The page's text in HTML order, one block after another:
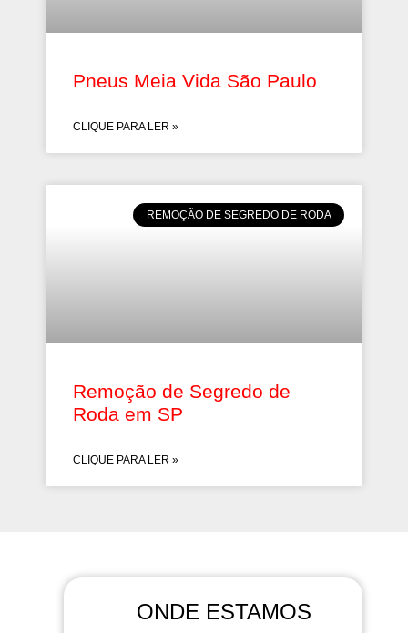
Pneus Meia Vida São Paulo
CLIQUE PARA LER »
REMOÇÃO DE SEGREDO DE RODA
Remoção de Segredo de
Roda em SP
CLIQUE PARA LER »
ONDE ESTAMOS